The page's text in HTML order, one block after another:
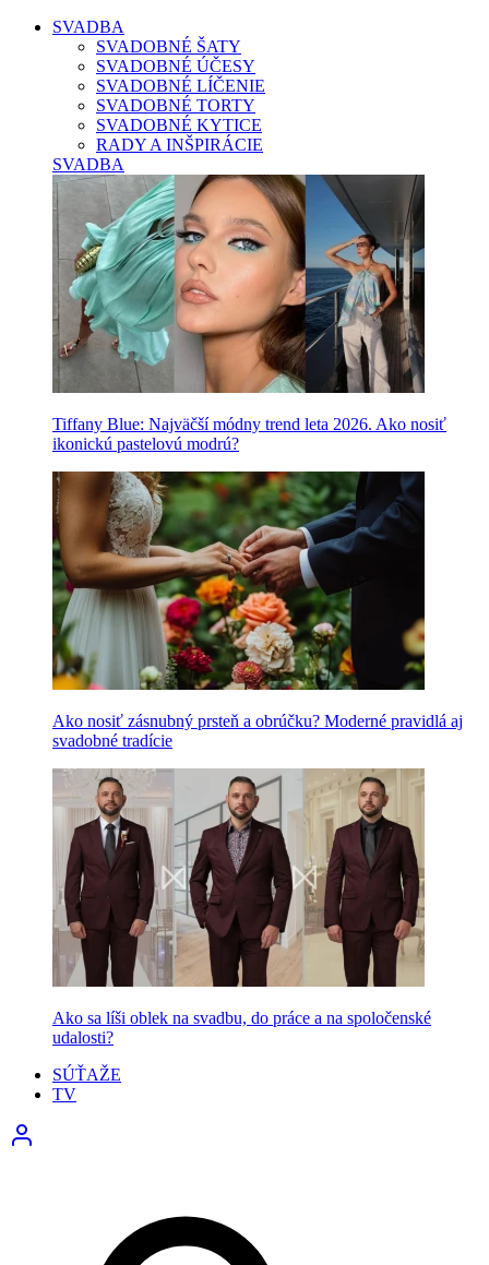
SVADBA
SVADOBNÉ ŠATY
SVADOBNÉ ÚČESY
SVADOBNÉ LÍČENIE
SVADOBNÉ TORTY
SVADOBNÉ KYTICE
RADY A INŠPIRÁCIE
SVADBA
Tiffany Blue: Najväčší módny trend leta 2026. Ako nosiť
ikonickú pastelovú modrú?
Ako nosiť zásnubný prsteň a obrúčku? Moderné pravidlá aj
svadobné tradície
Ako sa líši oblek na svadbu, do práce a na spoločenské
udalosti?
SÚŤAŽE
TV